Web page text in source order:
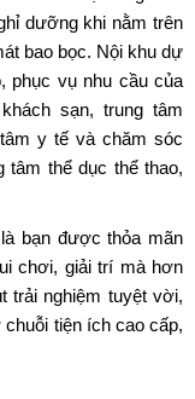
dưỡng khi nằm trên
bao bọc. Nội khu dự
phục vụ nhu cầu của
sạn, trung tâm
y tế và chăm sóc
tâm thể dục thể thao,
bạn được thỏa mãn
chơi, giải trí mà hơn
trải nghiệm tuyệt vời,
tiện ích cao cấp,